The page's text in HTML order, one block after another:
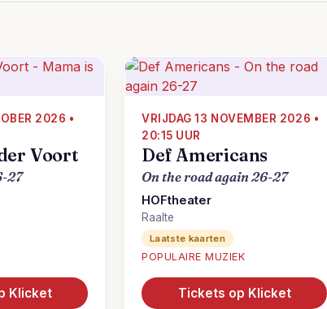
2026 •
Voort
27
Klicket
VRIJDAG 13 NOVEMBER 2026 •
20:15 UUR
Def Americans
On the road again 26-27
HOFtheater
Raalte
Laatste kaarten
POPULAIRE MUZIEK
Tickets op Klicket